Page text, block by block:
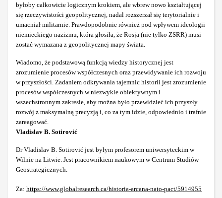
byłoby całkowicie logicznym krokiem, ale wbrew nowo kształtującej
się rzeczywistości geopolitycznej, nadal rozszerzał się terytorialnie i
umacniał militarnie. Prawdopodobnie również pod wpływem ideologii
niemieckiego nazizmu, która głosiła, że Rosja (nie tylko ZSRR) musi
zostać wymazana z geopolitycznej mapy świata.
Wiadomo, że podstawową funkcją wiedzy historycznej jest
zrozumienie procesów współczesnych oraz przewidywanie ich rozwoju
w przyszłości. Zadaniem odkrywania tajemnic historii jest zrozumienie
procesów współczesnych w niezwykle obiektywnym i
wszechstronnym zakresie, aby można było przewidzieć ich przyszły
rozwój z maksymalną precyzją i, co za tym idzie, odpowiednio i trafnie
zareagować.
Vladislav B. Sotirović
Dr Vladislav B. Sotirović jest byłym profesorem uniwersyteckim w
Wilnie na Litwie. Jest pracownikiem naukowym w Centrum Studiów
Geostrategicznych.
Za: https://www.globalresearch.ca/historia-arcana-nato-pact/5914955